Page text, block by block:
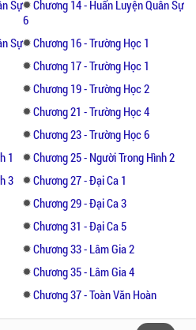
có chuyện gì lúc nào
ấy, nếu như Khương
thích cô, thì cô sẽ gọi
nhà là được.
lo lắng, không vấn đề
cảm.
Nhỏ Của Anh Siêu
lôi cuốn của tác giả
Sự
Chương 14 - Huấn Luyện Quân Sự
6
Sự
Chương 16 - Trường Học 1
Chương 17 - Trường Học 1
Chương 19 - Trường Học 2
Chương 21 - Trường Học 4
Chương 23 - Trường Học 6
1
Chương 25 - Người Trong Hình 2
3
Chương 27 - Đại Ca 1
Chương 29 - Đại Ca 3
Chương 31 - Đại Ca 5
Chương 33 - Lâm Gia 2
Chương 35 - Lâm Gia 4
Chương 37 - Toàn Văn Hoàn